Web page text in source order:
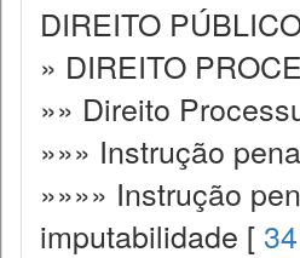
DIREITO
» DIREITO
»» Direito
»»» Instrução
»»»» Instrução
imputabilidade [